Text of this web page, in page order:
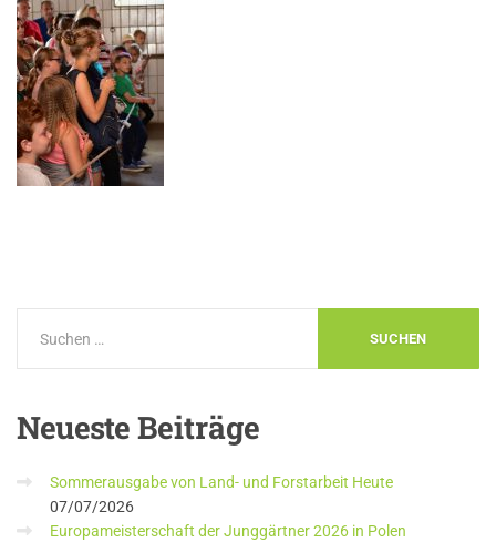
NeuesteBeiträge
Sommerausgabe von Land- und Forstarbeit Heute
07/07/2026
Europameisterschaft der Junggärtner 2026 in Polen